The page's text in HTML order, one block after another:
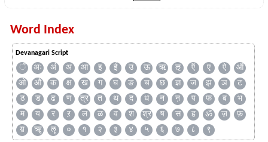
Word Index
Devanagari Script
ँ अः अं अ आ इ ई उ ऊ ऋ ऌ ऍ ए ऐ
ऑ
ओ
औ क क्ष ख ग घ ङ च छ ज्ञ ज झ ञ
ट
ठ
ड ढ ण त्र त थ द ध न ऩ प फ ब
भ
म
य र ऱ ल ळ व श श्र ष स ह ॐ ज़
फ़
य़
ॠ ॡ ० १ २ ३ ४ ५ ६ ७ ८ ९